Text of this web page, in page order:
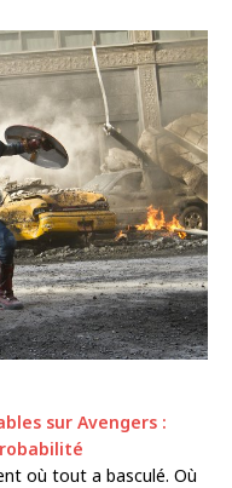
sur Avengers :
où tout a basculé. Où